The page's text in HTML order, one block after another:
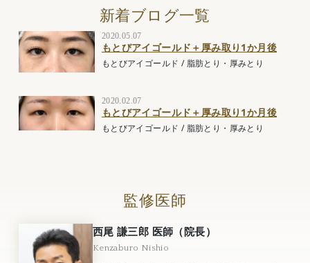
新着ブログ一覧
2020.05.07
もとびアイゴールド＋厚み取り1か月後
もとびアイゴールド / 脂肪とり・厚みとり
2020.02.07
もとびアイゴールド＋厚み取り1か月後
もとびアイゴールド / 脂肪とり・厚みとり
監修医師
西尾 謙三郎 医師（院長）
Kenzaburo Nishio